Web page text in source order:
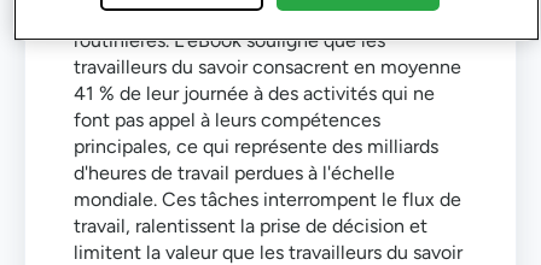
contraints d'effectuer des tâches manuelles
routinières. L'eBook souligne que les
travailleurs du savoir consacrent en moyenne
41 % de leur journée à des activités qui ne
font pas appel à leurs compétences
principales, ce qui représente des milliards
d'heures de travail perdues à l'échelle
mondiale. Ces tâches interrompent le flux de
travail, ralentissent la prise de décision et
limitent la valeur que les travailleurs du savoir